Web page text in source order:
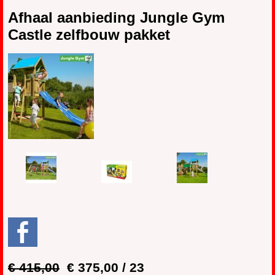
Afhaal aanbieding Jungle Gym
Castle zelfbouw pakket
€ 415,00 € 375,00 / 23